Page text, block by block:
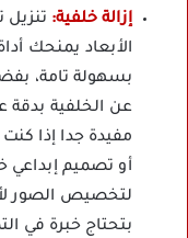
إزالة خلفية:
الأبعاد يمنحك
عن الخلفية بدقة
مفيدة جدا إذا
أو تصميم إبداعي
لتخصيص الصور
بتحتاج خبرة في